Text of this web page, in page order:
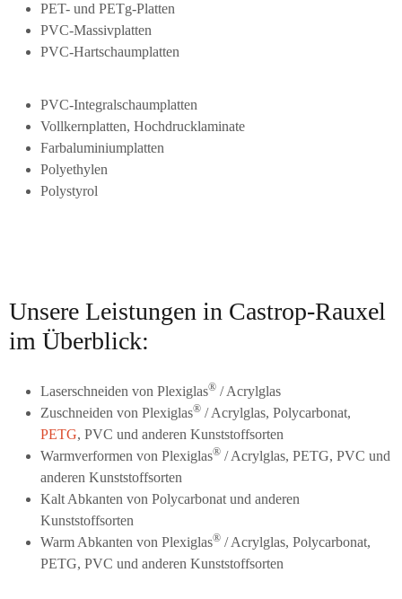
PET- und PETg-Platten
PVC-Massivplatten
PVC-Hartschaumplatten
PVC-Integralschaumplatten
Vollkernplatten, Hochdrucklaminate
Farbaluminiumplatten
Polyethylen
Polystyrol
Unsere Leistungen in Castrop-Rauxel
im Überblick:
Laserschneiden von Plexiglas® / Acrylglas
Zuschneiden von Plexiglas® / Acrylglas, Polycarbonat,
PETG, PVC und anderen Kunststoffsorten
Warmverformen von Plexiglas® / Acrylglas, PETG, PVC und
anderen Kunststoffsorten
Kalt Abkanten von Polycarbonat und anderen
Kunststoffsorten
Warm Abkanten von Plexiglas® / Acrylglas, Polycarbonat,
PETG, PVC und anderen Kunststoffsorten